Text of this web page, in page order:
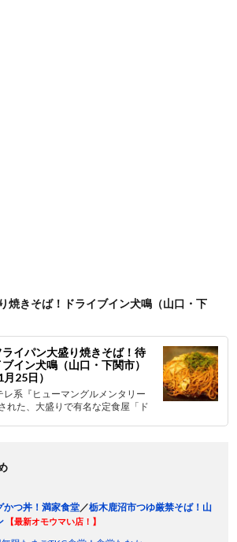
焼きそば！ドライブイン犬鳴（山口・下
ライパン大盛り焼きそば！待
イン犬鳴（山口・下関市）
25日）
系『ヒューマングルメンタリー
れた、大盛りで有名な定食屋「ド
かつ丼！満家食堂／栃木鹿沼市つゆ厳禁そば！山
【最新オモウマい店！】